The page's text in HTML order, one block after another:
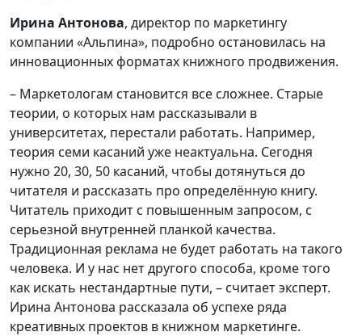
Ирина Антонова, директор по маркетингу
компании «Альпина», подробно остановилась на
инновационных форматах книжного продвижения.
– Маркетологам становится все сложнее. Старые
теории, о которых нам рассказывали в
университетах, перестали работать. Например,
теория семи касаний уже неактуальна. Сегодня
нужно 20, 30, 50 касаний, чтобы дотянуться до
читателя и рассказать про определённую книгу.
Читатель приходит с повышенным запросом, с
серьезной внутренней планкой качества.
Традиционная реклама не будет работать на такого
человека. И у нас нет другого способа, кроме того
как искать нестандартные пути, – считает эксперт.
Ирина Антонова рассказала об успехе ряда
креативных проектов в книжном маркетинге.